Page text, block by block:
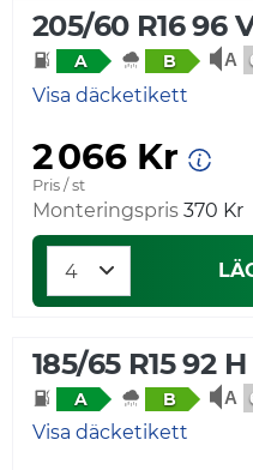
205/60 R16 96
A B
Visa däcketikett
2 066 Kr
Pris / st
Monteringspris 370 Kr
185/65 R15 92 H
A B
Visa däcketikett